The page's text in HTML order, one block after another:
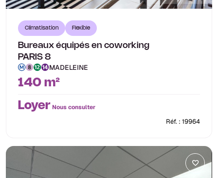
Climatisation Flexible
Bureaux équipés en coworking
PARIS 8
MADELEINE
140 m²
Loyer Nous consulter
Réf. : 19964